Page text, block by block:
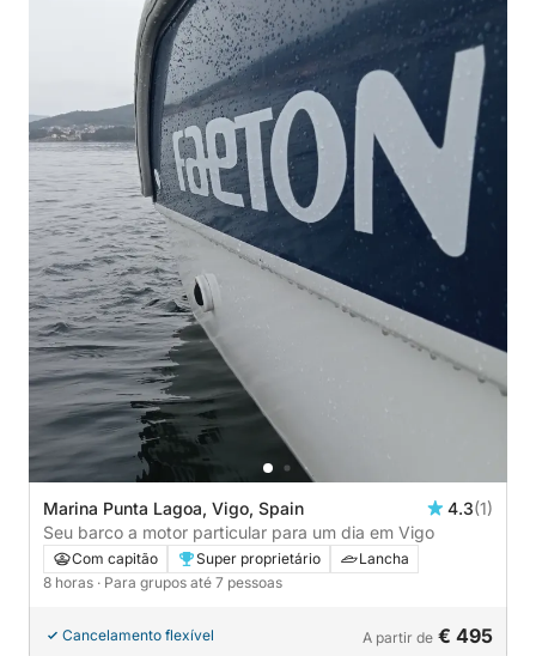
Marina Punta Lagoa, Vigo, Spain 4.3(1)
Seu barco a motor particular para um dia em Vigo
Com capitão Super proprietário
Lancha
8 horas · Para grupos até 7 pessoas
Cancelamento flexível A partir de € 495